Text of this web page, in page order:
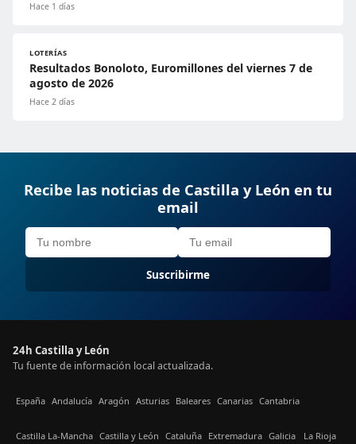
Hace 1 días
LOTERÍAS
Resultados Bonoloto, Euromillones del viernes 7 de
agosto de 2026
Hace 2 días
Recibe las noticias de Castilla y León en tu
email
Suscribirme
24h Castilla y León
Tu fuente de información local actualizada.
España Andalucía Aragón Asturias Baleares Canarias Cantabria
Castilla La-Mancha Castilla y León Cataluña Extremadura Galicia La Rioja